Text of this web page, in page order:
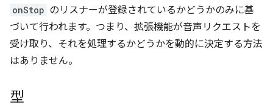
onStop のリスナーが登録されているかどうかのみに基
づいて行われます。つまり、拡張機能が音声リクエストを
受け取り、それを処理するかどうかを動的に決定する方法
はありません。
型